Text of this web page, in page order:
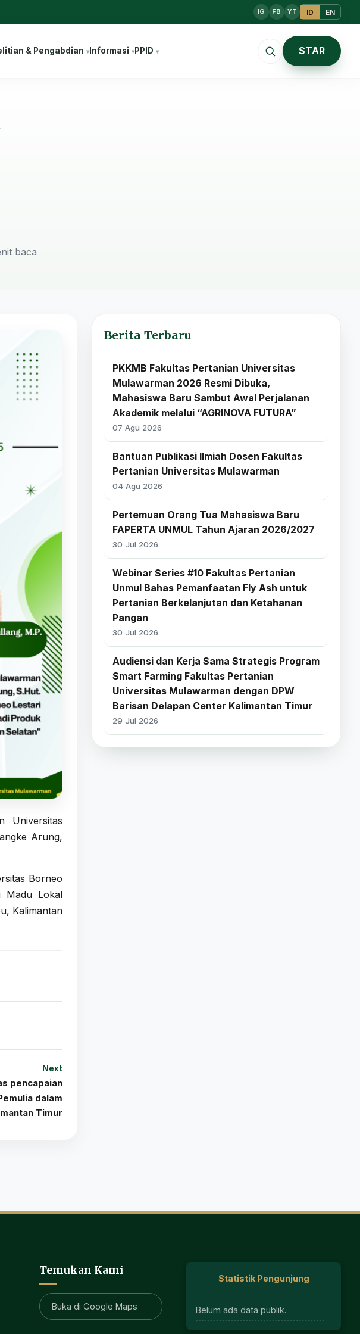
IG FB YT ID EN
& Pengabdian Informasi PPID STAR
baca
Universitas
Arung,
Borneo
Madu Lokal
Kalimantan
Next
pencapaian
dalam
Timur
Berita Terbaru
PKKMB Fakultas Pertanian Universitas
Mulawarman 2026 Resmi Dibuka,
Mahasiswa Baru Sambut Awal Perjalanan
Akademik melalui “AGRINOVA FUTURA”
07 Agu 2026
Bantuan Publikasi Ilmiah Dosen Fakultas
Pertanian Universitas Mulawarman
04 Agu 2026
Pertemuan Orang Tua Mahasiswa Baru
FAPERTA UNMUL Tahun Ajaran 2026/2027
30 Jul 2026
Webinar Series #10 Fakultas Pertanian
Unmul Bahas Pemanfaatan Fly Ash untuk
Pertanian Berkelanjutan dan Ketahanan
Pangan
30 Jul 2026
Audiensi dan Kerja Sama Strategis Program
Smart Farming Fakultas Pertanian
Universitas Mulawarman dengan DPW
Barisan Delapan Center Kalimantan Timur
29 Jul 2026
Temukan Kami
Buka di Google Maps
Statistik Pengunjung
Belum ada data publik.